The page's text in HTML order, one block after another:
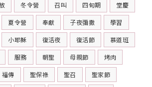
冬令營 召叫 四旬期 堂慶
夏令營 奉獻 子夜彌撒 學習
小耶穌 復活夜 復活節 慕道班
服務 朝聖 母親節 烤肉
福傳 聖保祿 聖召 聖家節